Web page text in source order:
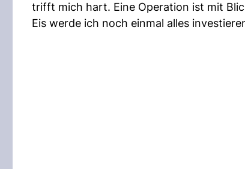
trifft mich hart. Eine Operation ist mit
Eis werde ich noch einmal alles